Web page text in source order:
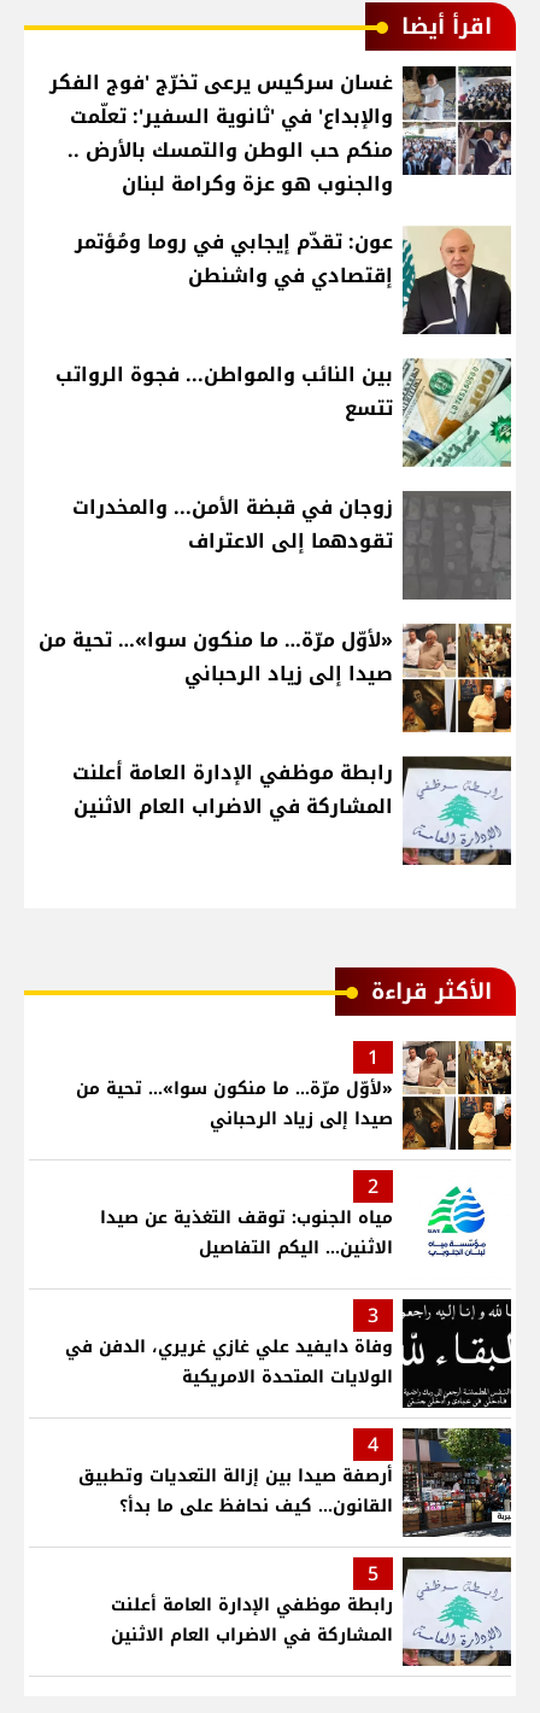
اقرأ أيضا
غسان سركيس يرعى تخرّج 'فوج الفكر
والإبداع' في 'ثانوية السفير': تعلّمت
منكم حب الوطن والتمسك بالأرض ..
والجنوب هو عزة وكرامة لبنان
عون: تقدّم إيجابي في روما ومُؤتمر
إقتصادي في واشنطن
بين النائب والمواطن... فجوة الرواتب
تتسع
زوجان في قبضة الأمن... والمخدرات
تقودهما إلى الاعتراف
«لأوّل مرّة… ما منكون سوا»… تحية من
صيدا إلى زياد الرحباني
رابطة موظفي الإدارة العامة أعلنت
المشاركة في الاضراب العام الاثنين
الأكثر قراءة
1
«لأوّل مرّة… ما منكون سوا»… تحية من
صيدا إلى زياد الرحباني
2
مياه الجنوب: توقف التغذية عن صيدا
الاثنين... اليكم التفاصيل
3
وفاة دايفيد علي غازي غريري، الدفن في
الولايات المتحدة الامريكية
4
أرصفة صيدا بين إزالة التعديات وتطبيق
القانون... كيف نحافظ على ما بدأ؟
5
رابطة موظفي الإدارة العامة أعلنت
المشاركة في الاضراب العام الاثنين